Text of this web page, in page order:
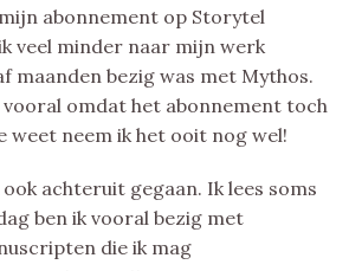
abonnement op Storytel
veel minder naar mijn werk
maanden bezig was met Mythos.
omdat het abonnement toch
weet neem ik het ooit nog wel!
ook achteruit gegaan. Ik lees soms
ben ik vooral bezig met
die ik mag